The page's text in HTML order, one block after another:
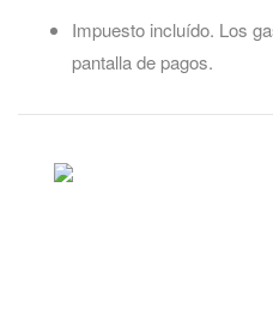
Impuesto incluído. Los
pantalla de pagos.